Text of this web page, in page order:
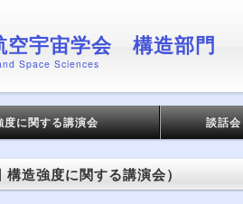
空宇宙学会 構造部門
Space Sciences
度に関する講演会 談話
造強度に関する講演会）